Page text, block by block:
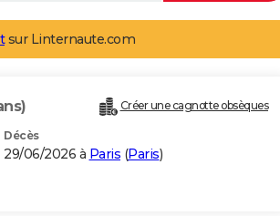
sur Linternaute.com
Créer une cagnotte obsèques
Décès
29/06/2026 à Paris (Paris)